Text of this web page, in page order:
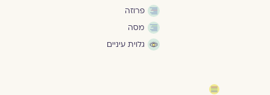
פרוזה
מסה
גלוית עיניים